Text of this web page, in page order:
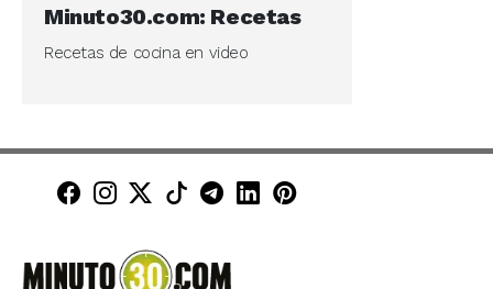
Minuto30.com: Recetas
Recetas de cocina en video
Minuto30 en Facebook
Minuto30 en Instagram
Minuto30 en X (Twitter)
Minuto30 en TikTok
Canal de Minuto30 en
Minuto30 en LinkedIn
Minuto30 en